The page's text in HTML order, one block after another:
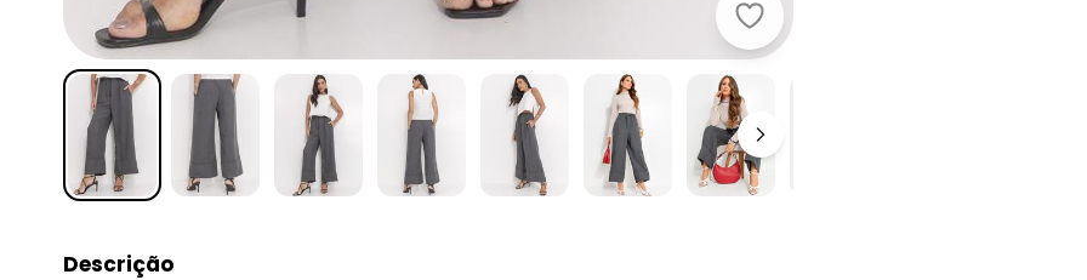
Quintess - Calça Cinza Escuro em
Descrição